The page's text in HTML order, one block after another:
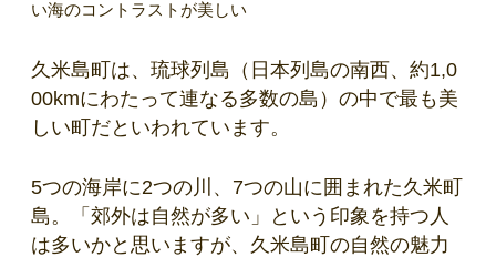
い海のコントラストが美しい
久米島町は、琉球列島（日本列島の南西、約1,0
00kmにわたって連なる多数の島）の中で最も美
しい町だといわれています。
5つの海岸に2つの川、7つの山に囲まれた久米町
島。「郊外は自然が多い」という印象を持つ人
は多いかと思いますが、久米島町の自然の魅力